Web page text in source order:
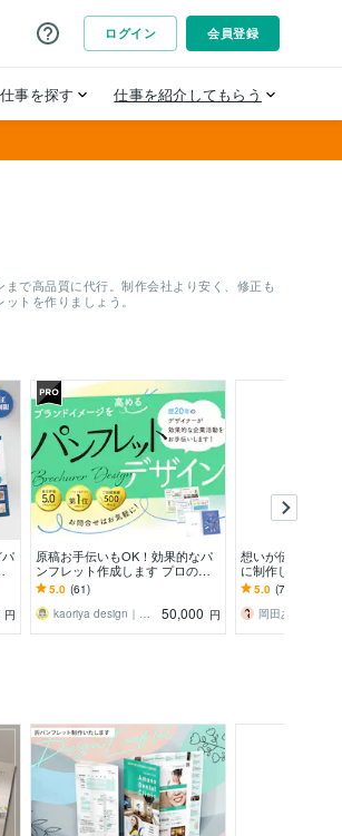
で高品質に代行。制作会社より安く、修正も
トを作りましょう。
円
原稿お手伝いもOK！効果的なパ
ンフレット作成します プロのデ
ザイナーが、お客様の企業活動、
カタチに致します！
5.0 (61)
kaoriya design｜デザイナー
50,000 円
想いが伝わるパ
に制作します チ
内・リーフレッ
応。お気軽にどう
5.0 (70)
岡田あおい